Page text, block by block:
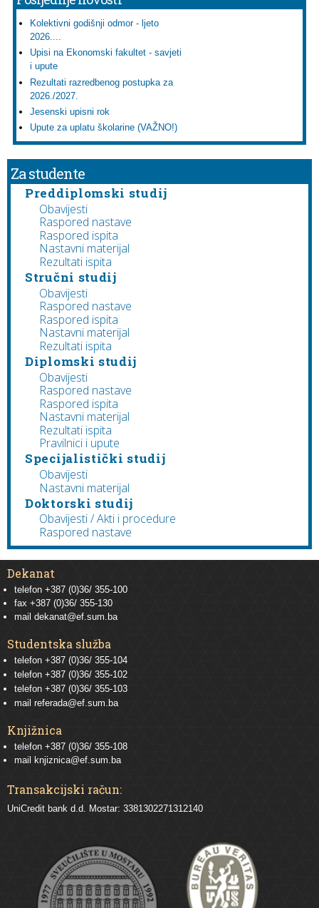
Kolektivni godišnji odmor - ljeto
2026....
Upisi na Ekonomski fakultet - savjeti
i upute
Rezultati razredbenog postupka za
2026./2027.
Jesenski upisni rok
Upute za uplatu školarine (VAŽNO!)
Za studente
Preddiplomski studij
Obavijesti
Raspored nastave
Raspored ispita
Nastavni materijal
Rezultati ispita
Stručni studij
Obavijesti
Raspored nastave
Raspored ispita
Nastavni materijal
Rezultati ispita
Diplomski studij
Obavijesti
Raspored nastave
Raspored ispita
Nastavni materijal
Rezultati ispita
Pravilnici i upute
Specijalistički studij
Obavijesti
Nastavni materijal
Doktorski studij
Obavijesti / Akti i procedure
Raspored nastave
Dekanat
telefon +387 (0)36/ 355-100
fax +387 (0)36/ 355-130
mail dekanat@ef.sum.ba
Studentska služba
telefon +387 (0)36/ 355-104
telefon +387 (0)36/ 355-102
telefon +387 (0)36/ 355-103
mail referada@ef.sum.ba
Knjižnica
telefon +387 (0)36/ 355-108
mail
knjiznica@ef.sum.ba
Transakcijski račun:
UniCredit bank d.d. Mostar: 3381302271312140